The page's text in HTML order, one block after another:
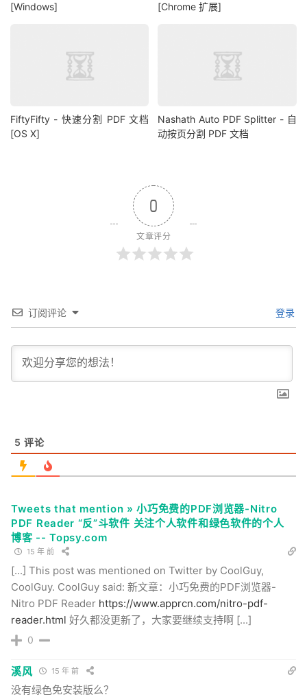
[Windows]
[Chrome 扩展]
FiftyFifty - 快速分割 PDF 文档
[OS X]
Nashath Auto PDF Splitter - 自
动按页分割 PDF 文档
0
文章评分
订阅评论 登录
5 评论
Tweets that mention » 小巧免费的PDF浏览器-Nitro
PDF Reader “反”斗软件 关注个人软件和绿色软件的个人
博客 -- Topsy.com
15 年 前
[...] This post was mentioned on Twitter by CoolGuy,
CoolGuy. CoolGuy said: 新文章：小巧免费的PDF浏览器-
Nitro PDF Reader https://www.apprcn.com/nitro-pdf-
reader.html 好久都没更新了，大家要继续支持啊 [...]
0
溪风 15 年 前
没有绿色免安装版么？